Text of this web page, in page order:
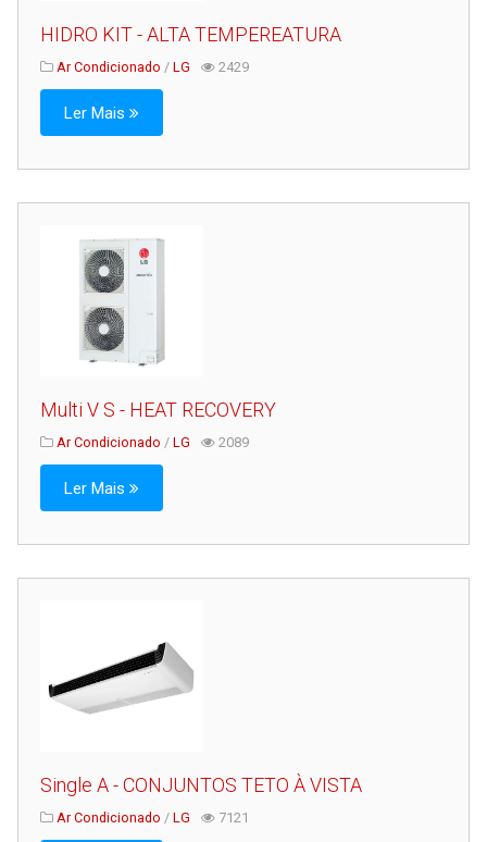
HIDRO KIT - ALTA TEMPEREATURA
Ar Condicionado / LG 2429
Ler Mais
Multi V S - HEAT RECOVERY
Ar Condicionado / LG 2089
Ler Mais
Single A - CONJUNTOS TETO À VISTA
Ar Condicionado / LG 7121